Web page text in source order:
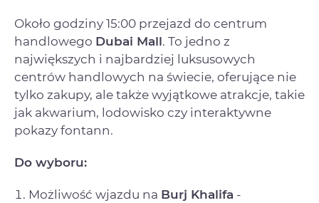
Około godziny 15:00 przejazd do centrum
handlowego Dubai Mall. To jedno z
największych i najbardziej luksusowych
centrów handlowych na świecie, oferujące nie
tylko zakupy, ale także wyjątkowe atrakcje, takie
jak akwarium, lodowisko czy interaktywne
pokazy fontann.
Do wyboru:
Możliwość wjazdu na Burj Khalifa -